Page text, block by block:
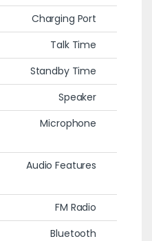
Charging Port
Talk Time
Standby Time
Speaker
Microphone
Audio Features
FM Radio
Bluetooth